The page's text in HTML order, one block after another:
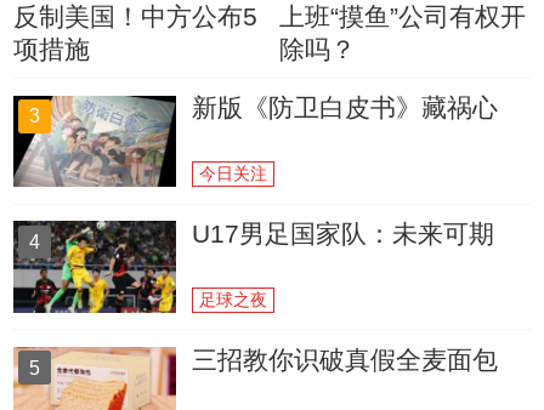
反制美国！中方公布5
项措施
上班“摸鱼”公司有权开
除吗？
3 新版《防卫白皮书》藏祸心
今日关注
4 U17男足国家队：未来可期
足球之夜
5 三招教你识破真假全麦面包